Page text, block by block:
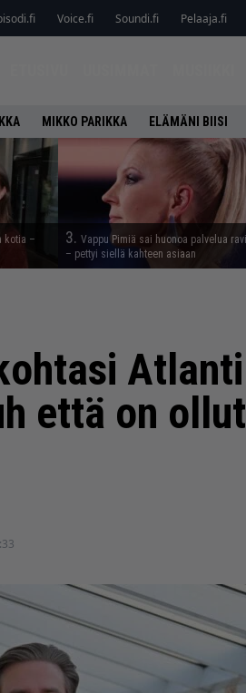
Voice.fi Soundi.fi Pelaaja.fi
MIKKO PARIKKA ELÄMÄNI BIISI
kotia –
3. Vappu Pimiä sai huonoa palvelua
– pettyi siellä kahteen asiaan
että on